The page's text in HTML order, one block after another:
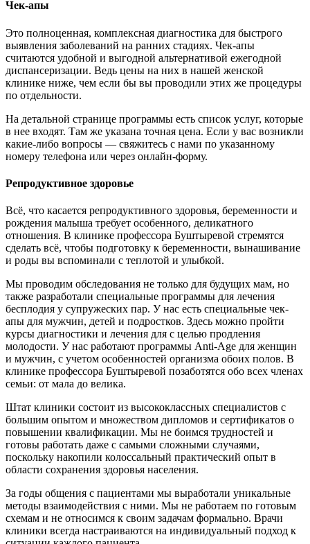
Чек-апы
Это полноценная, комплексная диагностика для быстрого
выявления заболеваний на ранних стадиях. Чек-апы
считаются удобной и выгодной альтернативой ежегодной
диспансеризации. Ведь цены на них в нашей женской
клинике ниже, чем если бы вы проводили этих же процедуры
по отдельности.
На детальной странице программы есть список услуг, которые
в нее входят. Там же указана точная цена. Если у вас возникли
какие-либо вопросы — свяжитесь с нами по указанному
номеру телефона или через онлайн-форму.
Репродуктивное здоровье
Всё, что касается репродуктивного здоровья, беременности и
рождения малыша требует особенного, деликатного
отношения. В клинике профессора Буштыревой стремятся
сделать всё, чтобы подготовку к беременности, вынашивание
и роды вы вспоминали с теплотой и улыбкой.
Мы проводим обследования не только для будущих мам, но
также разработали специальные программы для лечения
бесплодия у супружеских пар. У нас есть специальные чек-
апы для мужчин, детей и подростков. Здесь можно пройти
курсы диагностики и лечения для с целью продления
молодости. У нас работают программы Anti-Age для женщин
и мужчин, с учетом особенностей организма обоих полов. В
клинике профессора Буштыревой позаботятся обо всех членах
семьи: от мала до велика.
Штат клиники состоит из высококлассных специалистов с
большим опытом и множеством дипломов и сертификатов о
повышении квалификации. Мы не боимся трудностей и
готовы работать даже с самыми сложными случаями,
поскольку накопили колоссальный практический опыт в
области сохранения здоровья населения.
За годы общения с пациентами мы выработали уникальные
методы взаимодействия с ними. Мы не работаем по готовым
схемам и не относимся к своим задачам формально. Врачи
клиники всегда настраиваются на индивидуальный подход к